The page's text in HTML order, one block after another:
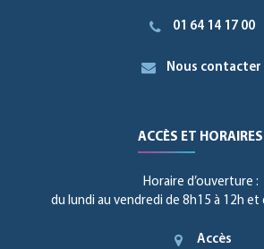
01 64 14 17 00
Nous contacter
ACCÈS ET HORAIRES
Horaire d’ouverture :
du lundi au vendredi de 8h15 à 12h et
Accès